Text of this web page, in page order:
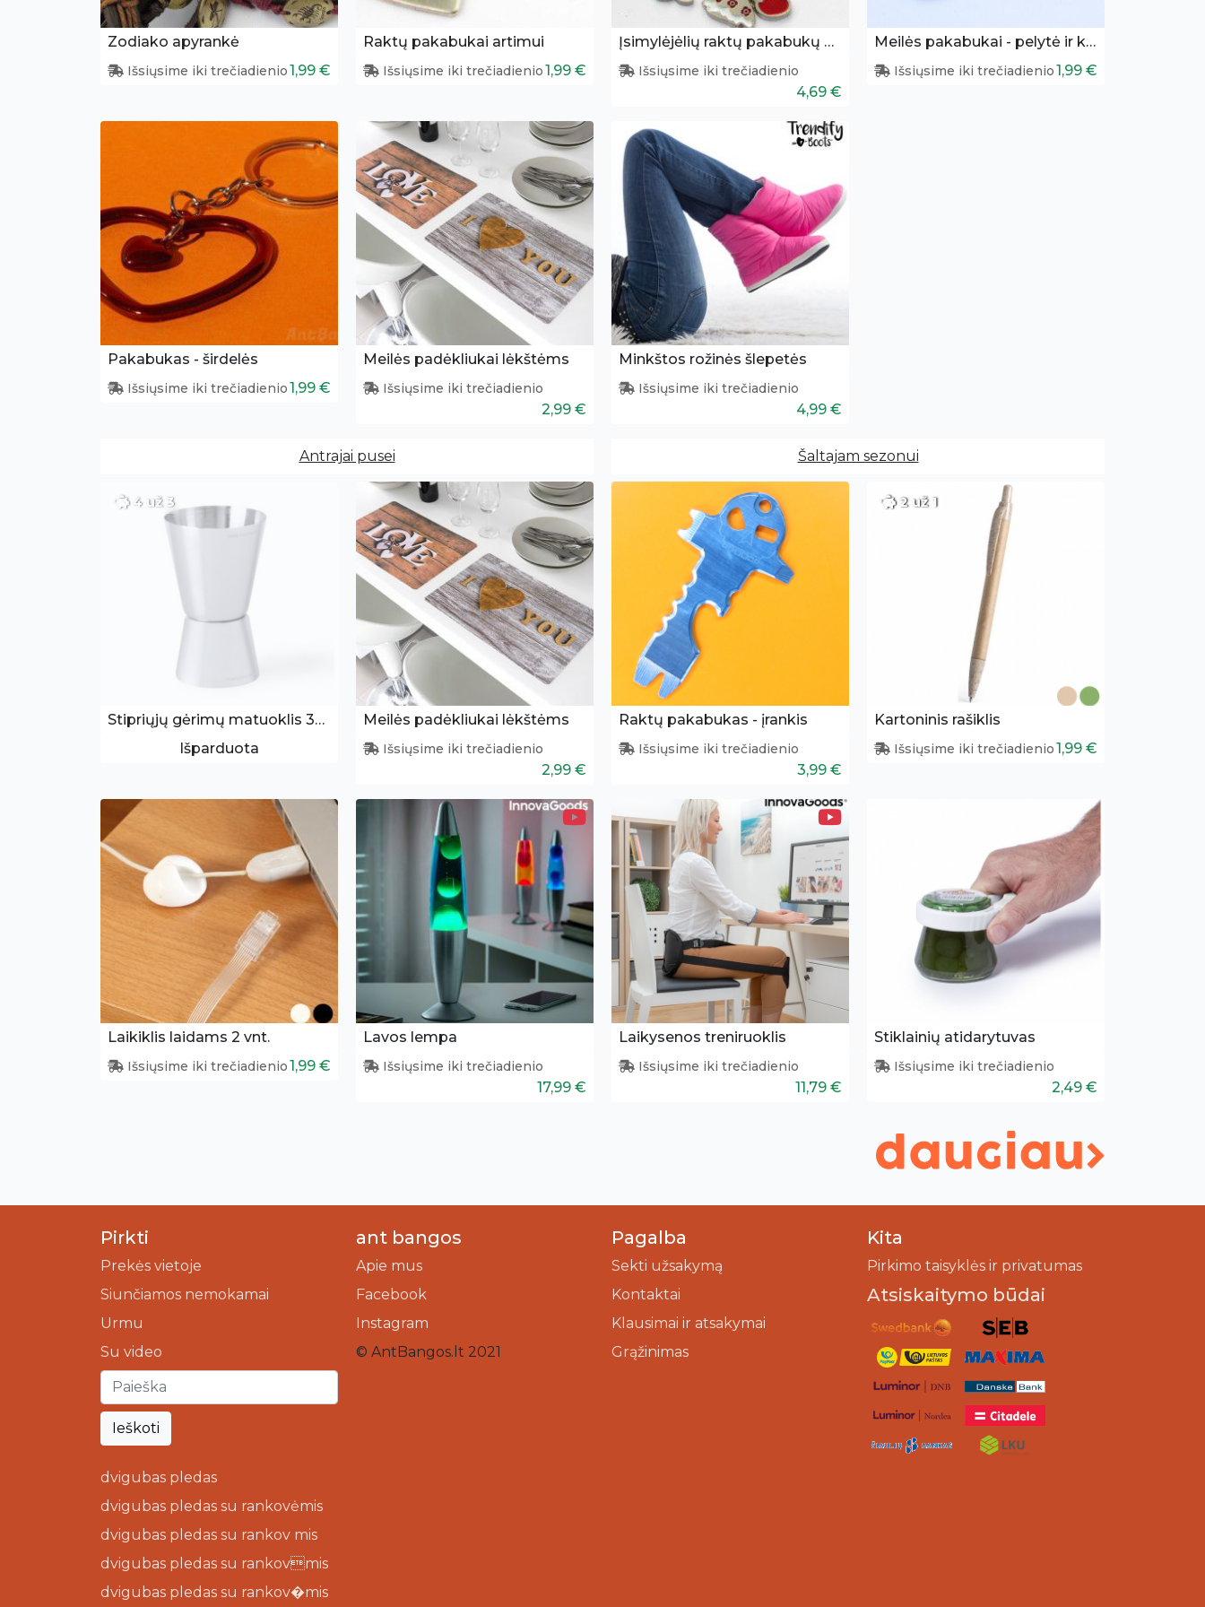
Zodiako apyrankė
Išsiųsime iki trečiadienio1,99 €
Raktų pakabukai artimui
Išsiųsime iki trečiadienio1,99 €
Įsimylėjėlių raktų pakabukų pora
Išsiųsime iki trečiadienio
4,69 €
Meilės pakabukai - pelytė ir klaviatūra
Išsiųsime iki trečiadienio1,99 €
Pakabukas - širdelės
Išsiųsime iki trečiadienio1,99 €
Meilės padėkliukai lėkštėms
Išsiųsime iki trečiadienio
2,99 €
Minkštos rožinės šlepetės
Išsiųsime iki trečiadienio
4,99 €
Antrajai pusei Šaltajam sezonui
4 už 3
Stipriųjų gėrimų matuoklis 30ml - menzūrėlė
Išparduota
Meilės padėkliukai lėkštėms
Išsiųsime iki trečiadienio
2,99 €
Raktų pakabukas - įrankis
Išsiųsime iki trečiadienio
3,99 €
2 už 1
Kartoninis rašiklis
Išsiųsime iki trečiadienio1,99 €
Laikiklis laidams 2 vnt.
Išsiųsime iki trečiadienio1,99 €
Lavos lempa
Išsiųsime iki trečiadienio
17,99 €
Laikysenos treniruoklis
Išsiųsime iki trečiadienio
11,79 €
Stiklainių atidarytuvas
Išsiųsime iki trečiadienio
2,49 €
Pirkti
Prekės vietoje
Siunčiamos nemokamai
Urmu
Su video
Ieškoti
dvigubas pledas
dvigubas pledas su rankovėmis
dvigubas pledas su rankov mis
dvigubas pledas su rankovmis
dvigubas pledas su rankov�mis
ant bangos
Apie mus
Facebook
Instagram
© AntBangos.lt 2021
Pagalba
Sekti užsakymą
Kontaktai
Klausimai ir atsakymai
Grąžinimas
Kita
Pirkimo taisyklės ir privatumas
Atsiskaitymo būdai